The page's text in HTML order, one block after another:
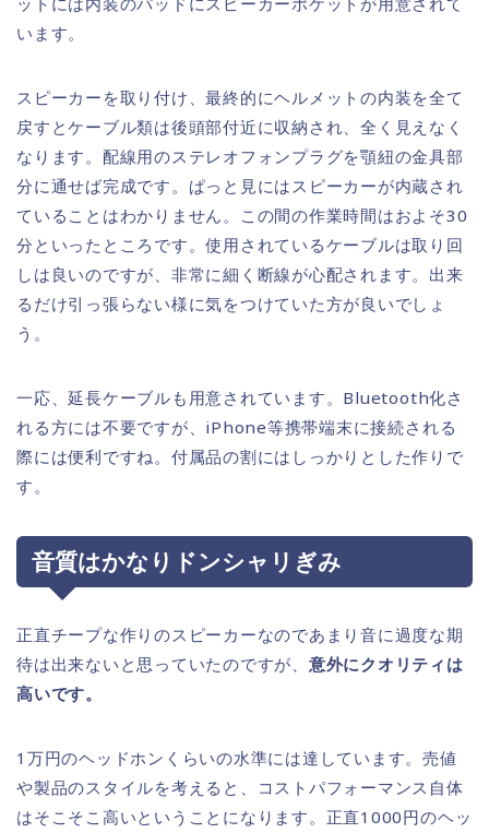
います。
スピーカーを取り付け、最終的にヘルメットの内装を全て
戻すとケーブル類は後頭部付近に収納され、全く見えなく
なります。配線用のステレオフォンプラグを顎紐の金具部
分に通せば完成です。ぱっと見にはスピーカーが内蔵され
ていることはわかりません。この間の作業時間はおよそ30
分といったところです。使用されているケーブルは取り回
しは良いのですが、非常に細く断線が心配されます。出来
るだけ引っ張らない様に気をつけていた方が良いでしょ
う。
一応、延長ケーブルも用意されています。Bluetooth化さ
れる方には不要ですが、iPhone等携帯端末に接続される
際には便利ですね。付属品の割にはしっかりとした作りで
す。
音質はかなりドンシャリぎみ
正直チープな作りのスピーカーなのであまり音に過度な期
待は出来ないと思っていたのですが、 意外にクオリティは
高いです。
1万円のヘッドホンくらいの水準には達しています。売値
や製品のスタイルを考えると、コストパフォーマンス自体
はそこそこ高いということになります。正直1000円のヘッ